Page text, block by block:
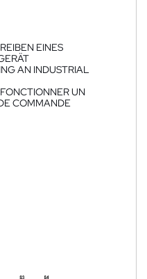
EINES
AN INDUSTRIAL
UN
COMMANDE